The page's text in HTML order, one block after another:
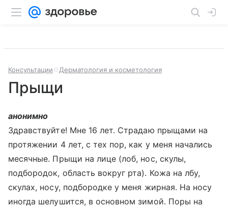
Консультации Дерматология и косметология
Прыщи
анонимно
Здравствуйте! Мне 16 лет. Страдаю прыщами на
протяжении 4 лет, с тех пор, как у меня начались
месячные. Прыщи на лице (лоб, нос, скулы,
подбородок, область вокруг рта). Кожа на лбу,
скулах, носу, подбородке у меня жирная. На носу
иногда шелушится, в основном зимой. Поры на